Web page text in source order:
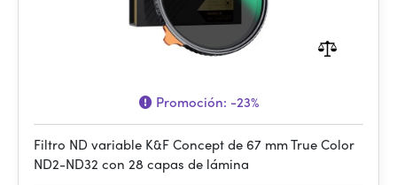
Promoción: -23%
Filtro ND variable K&F Concept de 67 mm True Color
ND2-ND32 con 28 capas de lámina